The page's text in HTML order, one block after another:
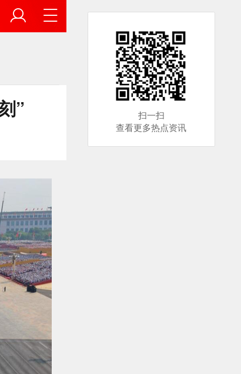
”
扫一扫
查看更多热点资讯